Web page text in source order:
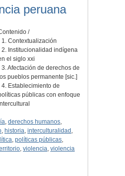
peruana
/
1. Contextualización
2. Institucionalidad indígena
el siglo xxi
3. Afectación de derechos de
los pueblos permanente [sic.]
4. Establecimiento de
públicas con enfoque
, derechos humanos,
, historia, interculturalidad ,
, políticas públicas,
, violencia, violencia